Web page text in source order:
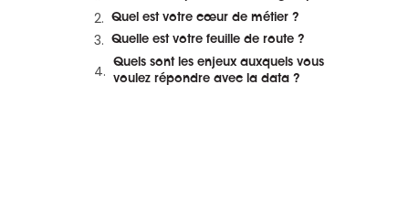
et en replay
Quel est votre cœur de métier ?
Quelle est votre feuille de route ?
Quels sont les enjeux auxquels vous
voulez répondre avec la data ?